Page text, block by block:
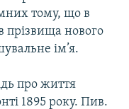
тому, що в
прізвища нового
ім’я.
про життя
1895 року. Пив.